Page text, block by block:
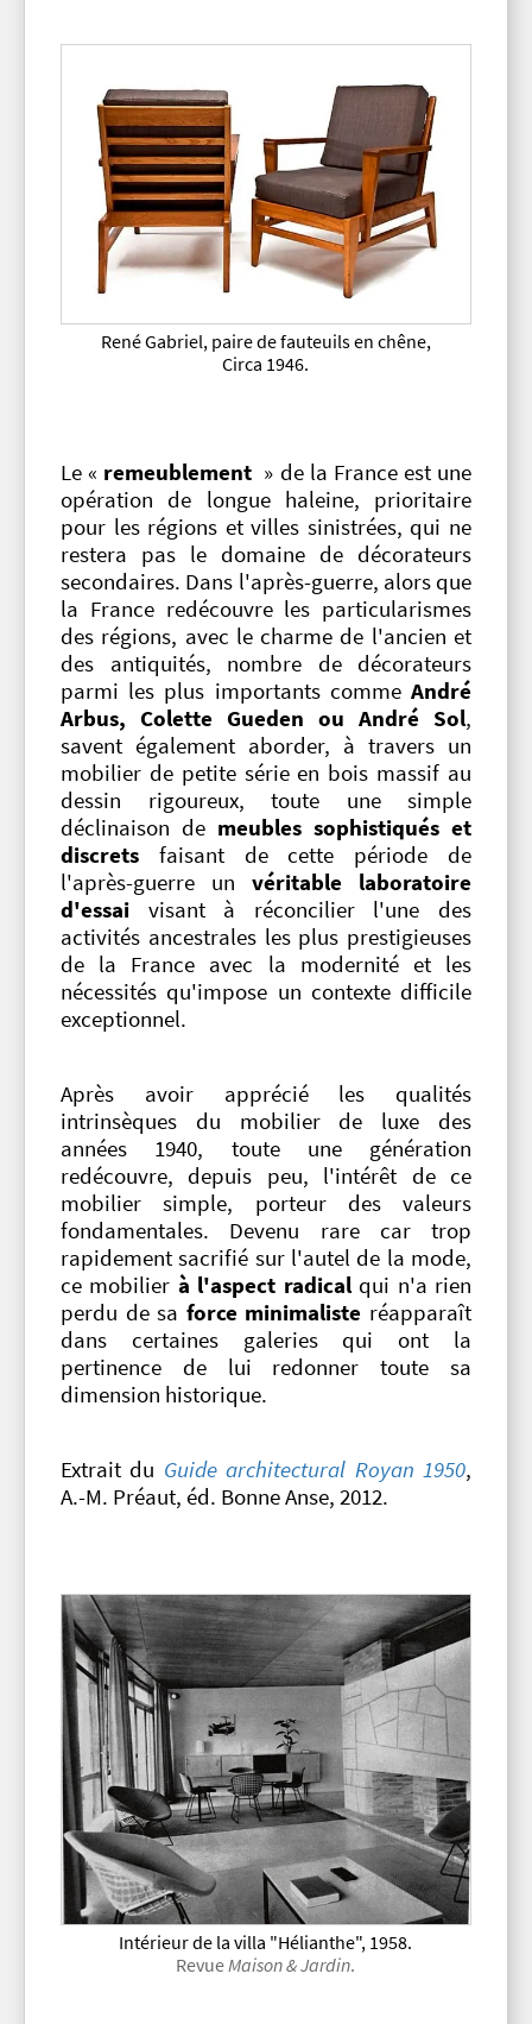
René Gabriel, paire de fauteuils en chêne,
Circa 1946.
Le « remeublement » de la France est une
opération de longue haleine, prioritaire
pour les régions et villes sinistrées, qui ne
restera pas le domaine de décorateurs
secondaires. Dans l'après-guerre, alors que
la France redécouvre les particularismes
des régions, avec le charme de l'ancien et
des antiquités, nombre de décorateurs
parmi les plus importants comme André
Arbus, Colette Gueden ou André Sol,
savent également aborder, à travers un
mobilier de petite série en bois massif au
dessin rigoureux, toute une simple
déclinaison de meubles sophistiqués et
discrets faisant de cette période de
l'après-guerre un véritable laboratoire
d'essai visant à réconcilier l'une des
activités ancestrales les plus prestigieuses
de la France avec la modernité et les
nécessités qu'impose un contexte difficile
exceptionnel.
Après avoir apprécié les qualités
intrinsèques du mobilier de luxe des
années 1940, toute une génération
redécouvre, depuis peu, l'intérêt de ce
mobilier simple, porteur des valeurs
fondamentales. Devenu rare car trop
rapidement sacrifié sur l'autel de la mode,
ce mobilier à l'aspect radicalqui n'a rien
perdu de sa force minimaliste réapparaît
dans certaines galeries qui ont la
pertinence de lui redonner toute sa
dimension historique.
Extrait du Guide architectural Royan 1950,
A.-M. Préaut, éd. Bonne Anse, 2012.
Intérieur de la villa "Hélianthe", 1958.
RevueMaison & Jardin.